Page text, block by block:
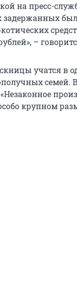
на пресс-
–
учатся в
крупном